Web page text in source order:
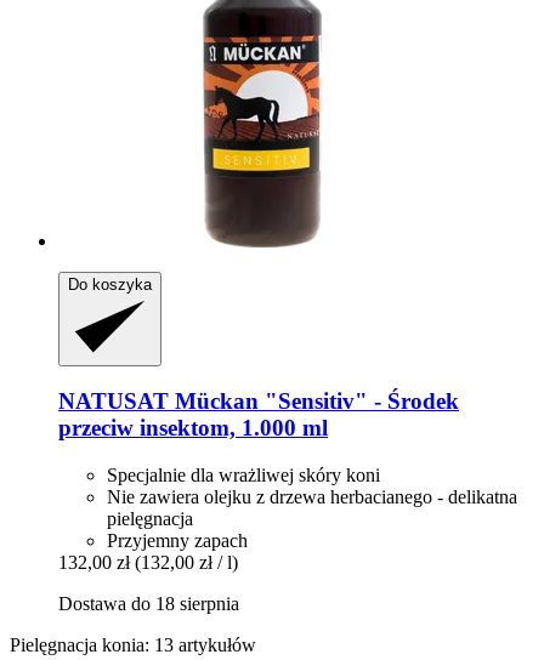
Do koszyka
NATUSAT Mückan "Sensitiv" -​ Środek
przeciw insektom, 1.000 ml
Specjalnie dla wrażliwej skóry koni
Nie zawiera olejku z drzewa herbacianego - delikatna
pielęgnacja
Przyjemny zapach
132,00 zł (132,00 zł / l)
Dostawa do 18 sierpnia
Pielęgnacja konia: 13 artykułów